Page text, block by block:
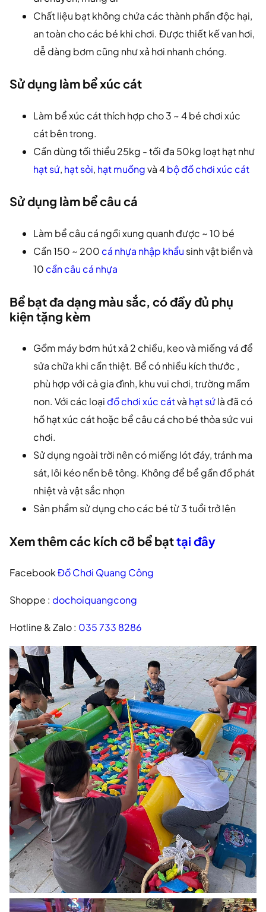
Chất liệu bạt không chứa các thành phần độc hại,
an toàn cho các bé khi chơi. Được thiết kế van hơi,
dễ dàng bơm cũng như xả hơi nhanh chóng.
Sử dụng làm bể xúc cát
Làm bể xúc cát thích hợp cho 3 ~ 4 bé chơi xúc
cát bên trong.
Cần dùng tối thiểu 25kg - tối đa 50kg loạt hạt như
hạt sứ, hạt sỏi, hạt muồngvà 4bộ đồ chơi xúc cát
Sử dụng làm bể câu cá
Làm bể câu cá ngồi xung quanh được ~ 10 bé
Cần 150 ~ 200 cá nhựa nhập khẩu sinh vật biển và
10 cần câu cá nhựa
Bể bạt đa dạng màu sắc, có đầy đủ phụ
kiện tặng kèm
Gồm máy bơm hút xả 2 chiều, keo và miếng vá để
sửa chữa khi cần thiệt. Bể có nhiều kích thước ,
phù hợp với cả gia đình, khu vui chơi, trường mầm
non. Với các loại đồ chơi xúc cátvà hạt sứlà đã có
hồ hạt xúc cát hoặc bể câu cá cho bé thỏa sức vui
chơi.
Sử dụng ngoài trời nên có miếng lót đáy, tránh ma
sát, lôi kéo nền bê tông. Không để bể gần đồ phát
nhiệt và vật sắc nhọn
Sản phẩm sử dụng cho các bé từ 3 tuổi trở lên
Xem thêm các kích cỡ bể bạttại đây
FacebookĐồ Chơi Quang Công
Shoppe : dochoiquangcong
Hotline & Zalo : 035 733 8286